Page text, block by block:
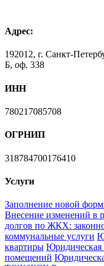
Адрес:
192012, г. Санкт-
Б, оф. 338
ИНН
780217085708
ОГРНИП
318784700176410
Услуги
Заполнение новой
Внесение изменений в
долгов по ЖКХ:
коммунальные услуги
квартиры Юридическая
помещений